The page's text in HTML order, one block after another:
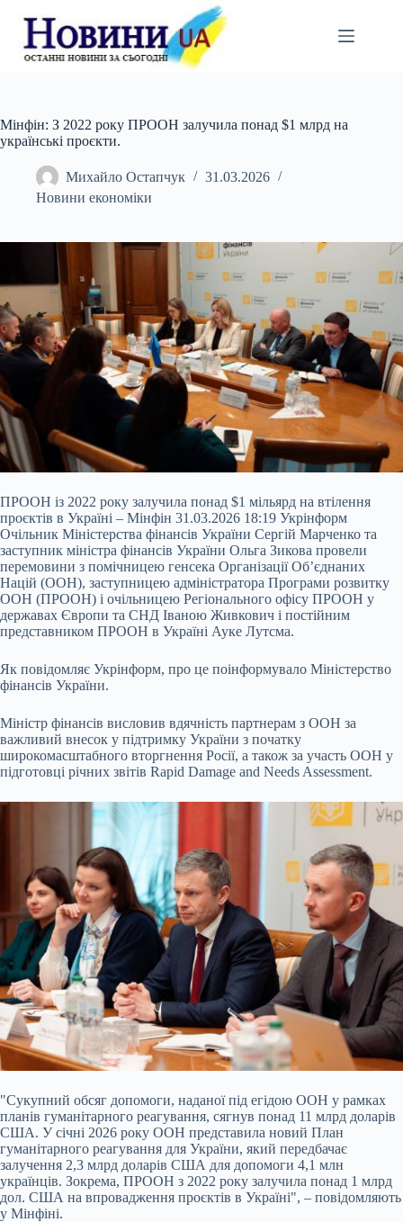
вмісту
Мінфін: З 2022 року ПРООН залучила понад $1 млрд на
українські проєкти.
Михайло Остапчук
31.03.2026
Новини економіки
ПРООН із 2022 року залучила понад $1 мільярд на втілення
проєктів в Україні – Мінфін 31.03.2026 18:19 Укрінформ
Очільник Міністерства фінансів України Сергій Марченко та
заступник міністра фінансів України Ольга Зикова провели
перемовини з помічницею генсека Організації Об’єднаних
Націй (ООН), заступницею адміністратора Програми розвитку
ООН (ПРООН) і очільницею Регіонального офісу ПРООН у
державах Європи та СНД Іваною Живкович і постійним
представником ПРООН в Україні Ауке Лутсма.
Як повідомляє Укрінформ, про це поінформувало Міністерство
фінансів України.
Міністр фінансів висловив вдячність партнерам з ООН за
важливий внесок у підтримку України з початку
широкомасштабного вторгнення Росії, а також за участь ООН у
підготовці річних звітів Rapid Damage and Needs Assessment.
"Сукупний обсяг допомоги, наданої під егідою ООН у рамках
планів гуманітарного реагування, сягнув понад 11 млрд доларів
США. У січні 2026 року ООН представила новий План
гуманітарного реагування для України, який передбачає
залучення 2,3 млрд доларів США для допомоги 4,1 млн
українців. Зокрема, ПРООН з 2022 року залучила понад 1 млрд
дол. США на впровадження проєктів в Україні", – повідомляють
у Мінфіні.